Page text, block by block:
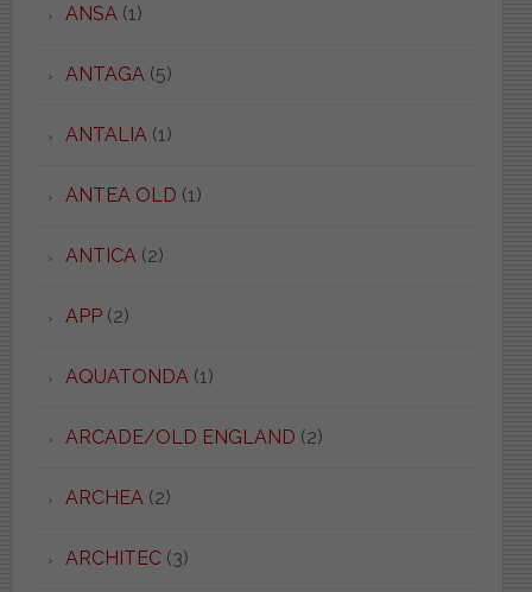
ANSA (1)
ANTAGA (5)
ANTALIA (1)
ANTEA OLD (1)
ANTICA (2)
APP(2)
AQUATONDA (1)
ARCADE/OLD ENGLAND (2)
ARCHEA (2)
ARCHITEC(3)